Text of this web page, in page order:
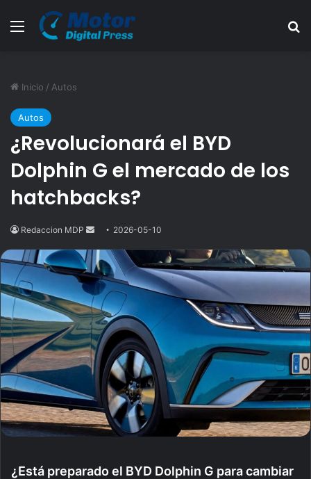
Menú
Inicio / Autos
Autos
¿Revolucionará el BYD
Dolphin G el mercado de los
hatchbacks?
Redaccion MDP
Send
email
2026-05-10
¿Está preparado el BYD Dolphin G para cambiar